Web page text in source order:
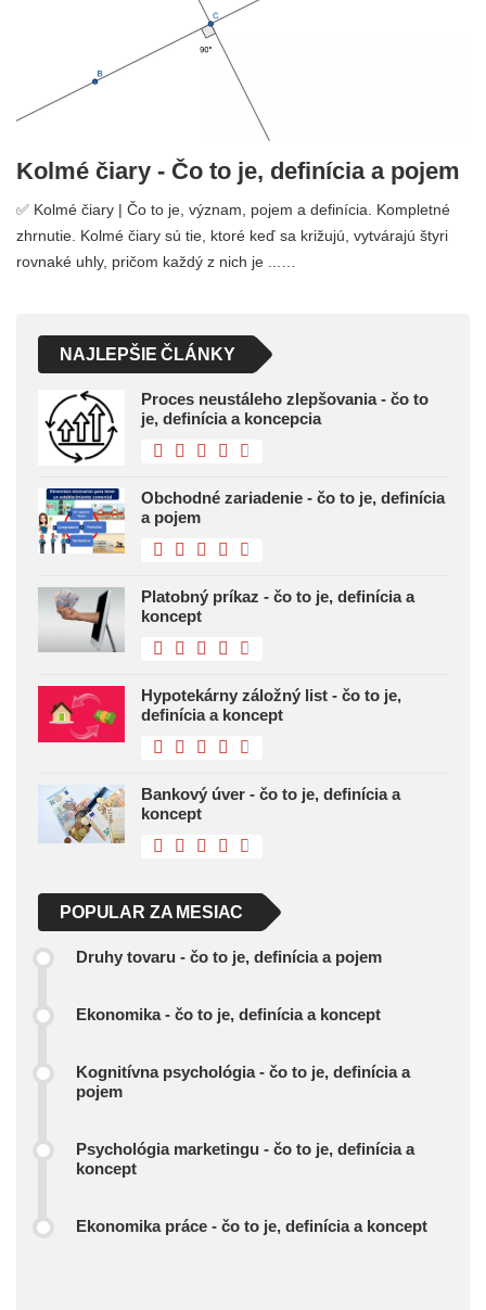
Kolmé čiary - Čo to je, definícia a pojem
✅ Kolmé čiary | Čo to je, význam, pojem a definícia. Kompletné
zhrnutie. Kolmé čiary sú tie, ktoré keď sa križujú, vytvárajú štyri
rovnaké uhly, pričom každý z nich je ...…
NAJLEPŠIE ČLÁNKY
Proces neustáleho zlepšovania - čo to
je, definícia a koncepcia
Obchodné zariadenie - čo to je, definícia
a pojem
Platobný príkaz - čo to je, definícia a
koncept
Hypotekárny záložný list - čo to je,
definícia a koncept
Bankový úver - čo to je, definícia a
koncept
POPULAR ZA MESIAC
Druhy tovaru - čo to je, definícia a pojem
Ekonomika - čo to je, definícia a koncept
Kognitívna psychológia - čo to je, definícia a
pojem
Psychológia marketingu - čo to je, definícia a
koncept
Ekonomika práce - čo to je, definícia a koncept